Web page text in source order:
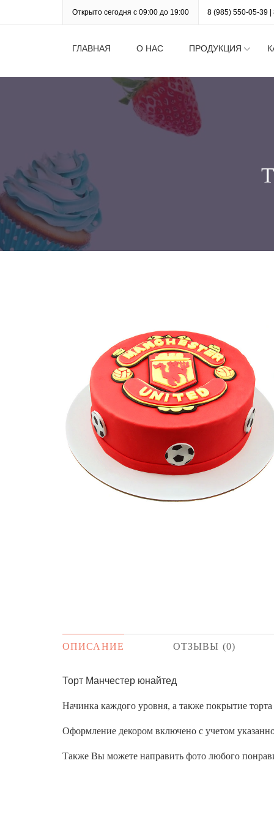
Открыто сегодня с 09:00 до 19:00 8 (985) 550-05-39
ГЛАВНАЯ О НАС ПРОДУКЦИЯ
ОПИСАНИЕ ОТЗЫВЫ (0)
Торт Манчестер юнайтед
Начинка каждого уровня, а также покрытие
Оформление декором включено с учетом
Также Вы можете направить фото любого